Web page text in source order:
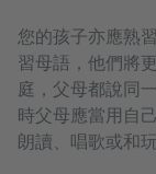
您的孩子亦應熟
習母語，他們將
庭，父母都說同
時父母應當用自
朗讀、唱歌或和